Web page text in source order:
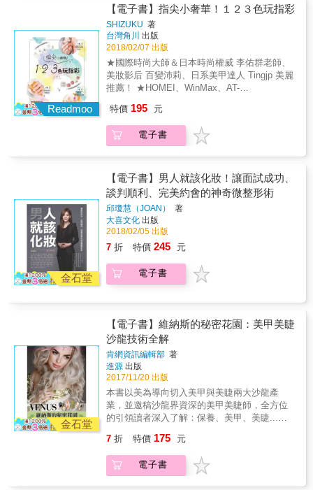
可剝式指彩，無毒健康、色彩持久 大人小孩都
可安心使用的水性可剝式指彩，通過ST安全檢
測，無毒且色彩飽和鮮豔，免用去光水，一撕
即卸，健康無負擔，滿足盡情玩彩的慾望。 ＊
適讀年齡：3歲以上
味 天然的水性配方，離子水、樹脂、天然礦
物質色漿，完全沒有刺鼻味道，適合孕婦兒
童，健康安全。 【內附】 ✓25種超萌圖案全圖
解指彩書 ✓3色MIT無毒水性可剝式指彩：活力
橘、神祕黑、純淨白 ✓45款超可愛小指甲專用
指甲貼紙1張 ✓1支萬用指甲彩繪筆 本書特色
★ 小指甲專屬的超簡易圖案全彩圖解 專為小指
力操作也能畫出獨特可愛的指甲彩繪圖案，成
就感爆棚！ ★ 一次擁有指甲彩繪所需工具 內
附無毒水性可剝式指彩、指甲彩繪筆及可愛的
指甲彩繪貼紙，能夠創意發想各式各樣相關聯
式指彩，無毒健康、色彩持久 大人小孩都可安
心使用的水性可剝式指彩，無毒且色彩飽和鮮
豔，免用去光水，一撕即卸，健康無負擔，滿
彩，超越百款的時尚美甲，教妳徹底駕馭指尖
時尚！
Readmoo
【電子書】指尖小奢華！１２３色玩指彩
SHIZUKU 著
台灣角川 出版
2018/02/07 出版
★國際時尚大師＆日本時尚權威 李佑群老師、
美妝影后 百變沛莉、日系美甲達人 Tingjp 美麗
推薦！ ★HOMEI、WinMax、AT-
本現正流行的純淨感指彩 ★100餘款設計指彩
完整公開！獨創畫法，讓妳只要照著做就能擁
有令人秒讚的美麗指尖！ & ０色就能超時尚，
彩，超越百款的時尚美甲，教妳徹底駕馭指尖
時尚！
特價 195 元
電子書
金石堂
【電子書】男人就該化妝！讓面試成功、
談判順利、完美約會的神奇微整形術
邱瓊慧（JOAN）
著
大喜文化 出版
2018/02/05 出版
7 折 特價 245 元
電子書
金石堂
【電子書】維納斯的秘密花園：美甲美睫
沙龍技術全解
肯網資訊編輯部 著
進源 出版
2017/11/20 出版
本書以美為導向切入美甲與美睫兩大沙龍產
業，並邀稿沙龍界資深的美甲美睫師，全方位
的引領讀者深入了解：保養、美甲、美睫...等
能成為簡單的事。 本書特色 從事與「美」相關
的沙龍行業，如同走入神秘的夢幻境地，探索
新技能的同時一邊享受「美」的神奇魔力，妳
7 折 特價 175 元
電子書